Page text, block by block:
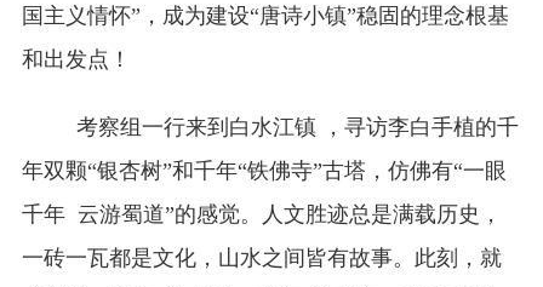
国主义情怀”，成为建设“唐诗小镇”稳固的理念根基
和出发点！
考察组一行来到白水江镇 ，寻访李白手植的千
年双颗“银杏树”和千年“铁佛寺”古塔，仿佛有“一眼
千年 云游蜀道”的感觉。人文胜迹总是满载历史，
一砖一瓦都是文化，山水之间皆有故事。此刻，就